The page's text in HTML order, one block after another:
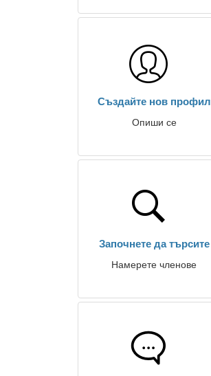
Създайте нов профил
Опиши се
Започнете да търсите
Намерете членове